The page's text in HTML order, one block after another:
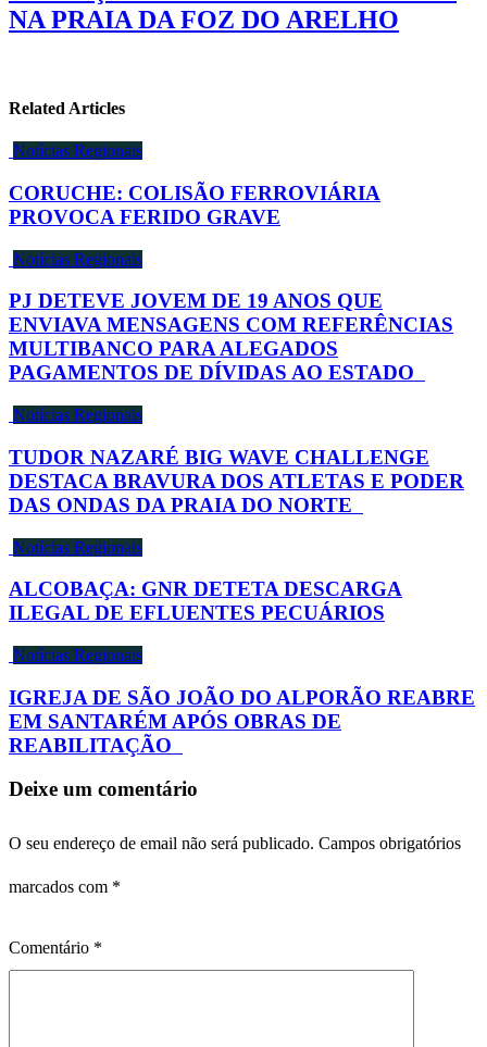
NA PRAIA DA FOZ DO ARELHO
Related Articles
Notícias Regionais
CORUCHE: COLISÃO FERROVIÁRIA
PROVOCA FERIDO GRAVE
Notícias Regionais
PJ DETEVE JOVEM DE 19 ANOS QUE
ENVIAVA MENSAGENS COM REFERÊNCIAS
MULTIBANCO PARA ALEGADOS
PAGAMENTOS DE DÍVIDAS AO ESTADO
Notícias Regionais
TUDOR NAZARÉ BIG WAVE CHALLENGE
DESTACA BRAVURA DOS ATLETAS E PODER
DAS ONDAS DA PRAIA DO NORTE
Notícias Regionais
ALCOBAÇA: GNR DETETA DESCARGA
ILEGAL DE EFLUENTES PECUÁRIOS
Notícias Regionais
IGREJA DE SÃO JOÃO DO ALPORÃO REABRE
EM SANTARÉM APÓS OBRAS DE
REABILITAÇÃO
Deixe um comentário
O seu endereço de email não será publicado. Campos obrigatórios
marcados com *
Comentário *